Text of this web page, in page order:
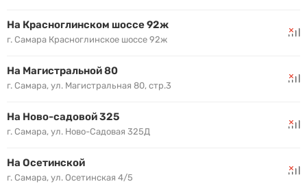
На Красноглинском шоссе 92ж
г. Самара Красноглинское шоссе 92ж
На Магистральной 80
г. Самара, ул. Магистральная 80, стр.3
На Ново-садовой 325
г. Самара, ул. Ново-Садовая 325Д
На Осетинской
г. Самара, ул. Осетинская 4/5